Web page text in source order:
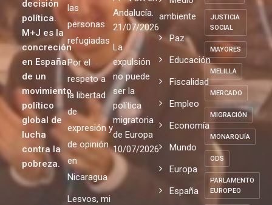
decisión
política.
M+J es la
concreción
en España
de un
movimiento
político
global de
lucha
contra la
pobreza.
las
personas
refugiadas
Por el
respeto a
la libertad
de
expresión y
de opinión
en
Nicaragua
Lesvos, mi
Andalucía.
21/07/2026
La
expulsión
no puede
ser la
política
migratoria
de Europa
10/07/2026
ambiente
Paz
Educación
Fiscalidad
Empleo
Economía
Mundo
Europa
España
JUSTICIA
SOCIAL
MAYORES
MELILLA
MERCADO
MIGRACIÓN
MONARQUÍA
ODS
PARLAMENTO
EUROPEO